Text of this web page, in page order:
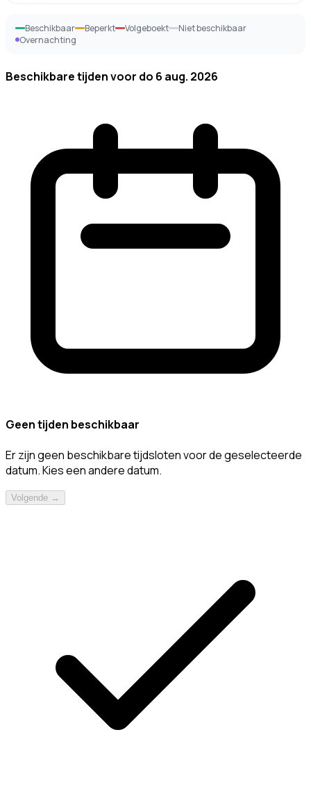
Beschikbaar Beperkt Volgeboekt
Niet beschikbaar
Overnachting
Beschikbare tijden voor do 6 aug. 2026
Geen tijden beschikbaar
Er zijn geen beschikbare tijdsloten voor de geselecteerde
datum. Kies een andere datum.
Volgende →